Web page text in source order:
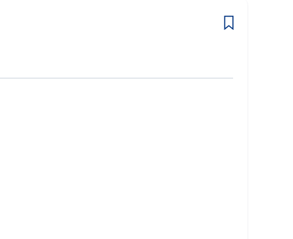
は海外拠点にもデザインチーム、マーケティングチームの